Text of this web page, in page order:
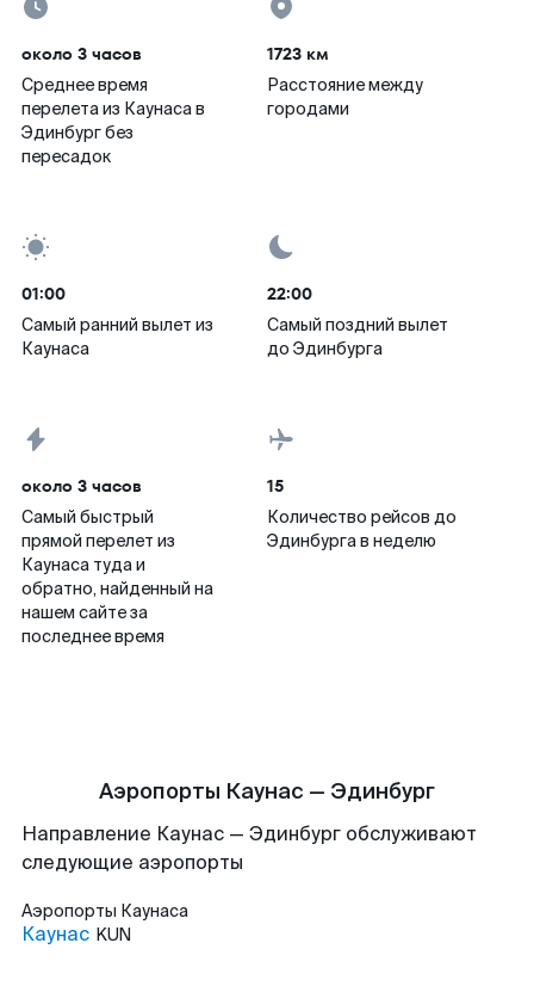
около 3 часов
Среднее время
перелета из Каунаса в
Эдинбург без
пересадок
1723 км
Расстояние между
городами
01:00
Самый ранний вылет из
Каунаса
22:00
Самый поздний вылет
до Эдинбурга
около 3 часов
Самый быстрый
прямой перелет из
Каунаса туда и
обратно, найденный на
нашем сайте за
последнее время
15
Количество рейсов до
Эдинбурга в неделю
Аэропорты Каунас — Эдинбург
Направление Каунас — Эдинбург обслуживают
следующие аэропорты
Аэропорты Каунаса
Каунас KUN